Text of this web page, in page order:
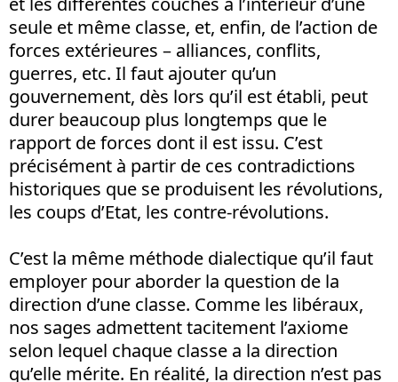
seule et même classe, et, enfin, de l’action de
forces extérieures – alliances, conflits,
guerres, etc. Il faut ajouter qu’un
gouvernement, dès lors qu’il est établi, peut
durer beaucoup plus longtemps que le
rapport de forces dont il est issu. C’est
précisément à partir de ces contradictions
historiques que se produisent les révolutions,
les coups d’Etat, les contre-révolutions.
C’est la même méthode dialectique qu’il faut
employer pour aborder la question de la
direction d’une classe. Comme les libéraux,
nos sages admettent tacitement l’axiome
selon lequel chaque classe a la direction
qu’elle mérite. En réalité, la direction n’est pas